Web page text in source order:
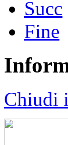
Succ
Fine
Chiudi